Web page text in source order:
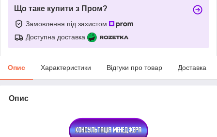
Що таке купити з Пром?
Замовлення під захистом
Доступна доставка
Опис Характеристики Відгуки про товар Доставка
Опис